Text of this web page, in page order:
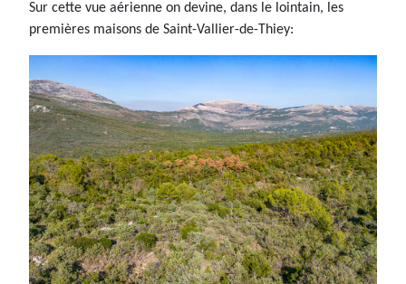
Sur cette vue aérienne on devine, dans le lointain, les
premières maisons de Saint-Vallier-de-Thiey: